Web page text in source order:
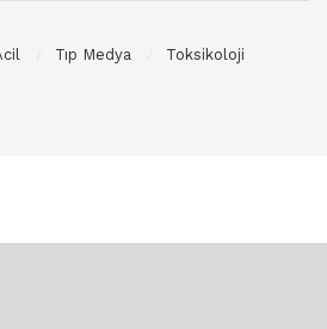
Tıp Medya Toksikoloji